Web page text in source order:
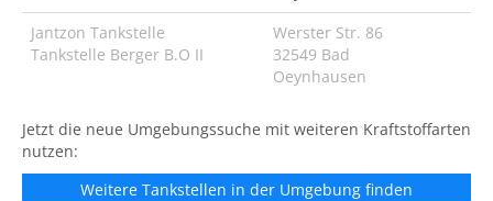
Jantzon Tankstelle
Tankstelle Berger B.O II
Werster Str. 86
32549 Bad
Oeynhausen
Jetzt die neue Umgebungssuche mit weiteren Kraftstoffarten
nutzen:
Weitere Tankstellen in der Umgebung finden